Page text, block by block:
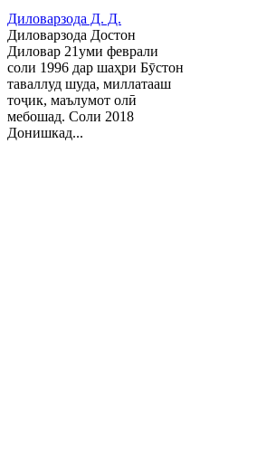
Диловарзода Д. Д.
Диловарзода Достон
Диловар 21уми феврали
соли 1996 дар шаҳри Бӯстон
таваллуд шуда, миллатааш
тоҷик, маълумот олӣ
мебошад. Соли 2018
Донишкад...